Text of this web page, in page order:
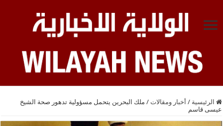
الرئيسية / أخبار ومقالات / ملك البحرين يتحمل مسؤولية تدهور صحة الشيخ
عيسى قاسم